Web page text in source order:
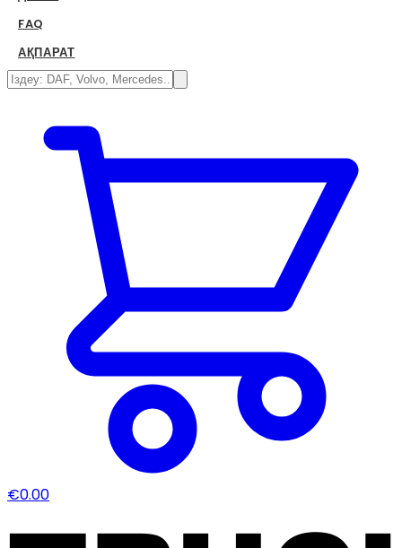
FAQ
АҚПАРАТ
€0.00